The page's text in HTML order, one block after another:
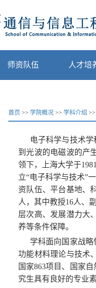
师资队伍 人才培
首页 >> 学院概况 >> 学科介绍
电子科学与技术
到光波的电磁波的产
领下，上海大学于
立“电子科学与技术”
资队伍、平台基地、
人，其中教授16人、
层次高、发展潜力大
养等条件保障。
学科面向国家战
功能材料理论与技术
国家863项目、国家
究生具有良好的专业